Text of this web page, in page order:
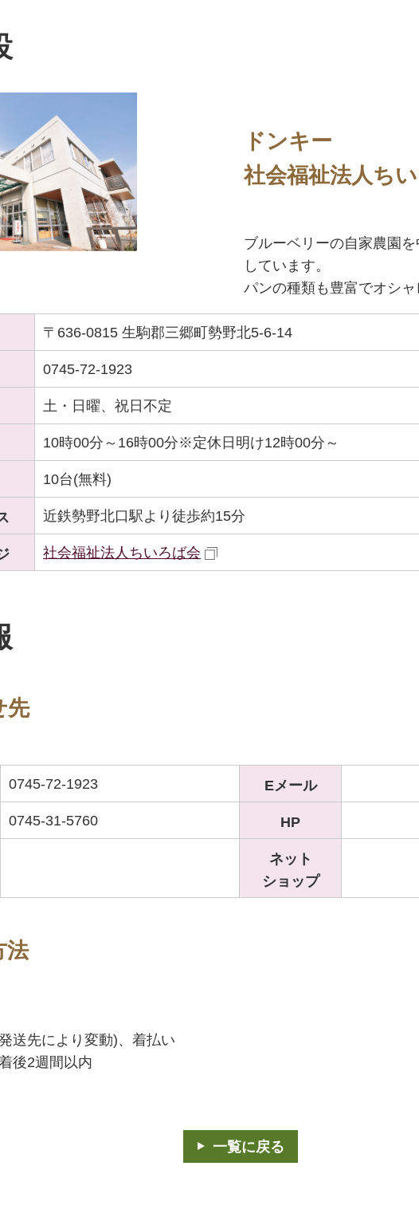
ドンキー
社会福祉法人ち
ブルーベリーの自家農園
しています。
パンの種類も豊富でオシ
〒636-0815 生駒郡三郷町勢野北5-6-14
0745-72-1923
土・日曜、祝日不定
10時00分～16時00分※定休日明け12時00分～
10台(無料)
近鉄勢野北口駅より徒歩約15分
社会福祉法人ちいろば会
先
0745-72-1923 Eメール
0745-31-5760 HP
ネット
ショップ
法
送先により変動)、着払い
後2週間以内
一覧に戻る